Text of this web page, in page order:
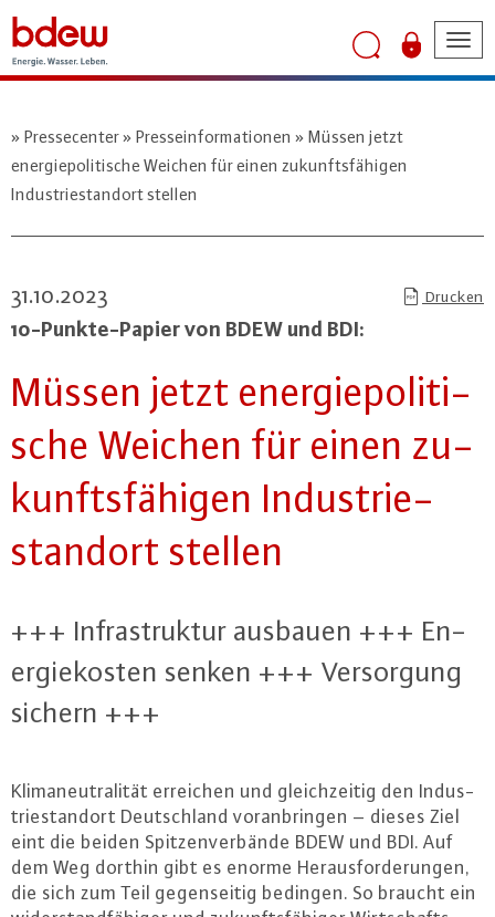
Pressecenter Presseinformationen
Müssen jetzt
energiepolitische Weichen für einen zukunftsfähigen
Industriestandort stellen
31.10.2023 Drucken
10-Punk­te-Pa­pier von BDEW und BDI:
Müssen jetzt en­er­gie­po­li­ti­
sche Weichen für einen zu­
kunfts­fä­hi­gen In­dus­trie­
stand­ort stellen
+++ In­fra­struk­tur ausbauen +++ En­
er­gie­kos­ten senken +++ Ver­sor­gung
sichern +++
Kli­ma­neu­tra­li­tät erreichen und gleich­zei­tig den In­dus­
trie­stand­ort Deutsch­land vor­an­brin­gen – dieses Ziel
eint die beiden Spit­zen­ver­bän­de BDEW und BDI. Auf
dem Weg dorthin gibt es enorme Her­aus­for­de­run­gen,
die sich zum Teil ge­gen­sei­tig bedingen. So braucht ein